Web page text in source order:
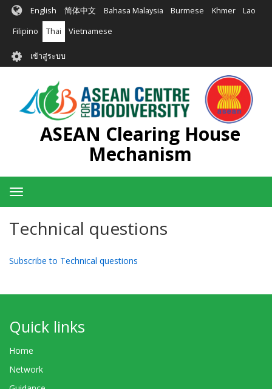
ข้าม
หลัก
English 简体中文 Bahasa Malaysia Burmese Khmer Lao
Filipino Thai Vietnamese
User
account
menu
เข้าสู่ระบบ
ASEAN Clearing House
Mechanism
Toggle
navigation
Technical questions
Subscribe to Technical questions
Quick links
Home
Network